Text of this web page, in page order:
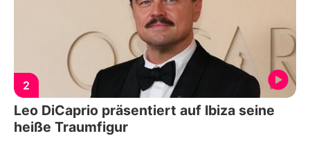
2
Leo DiCaprio präsentiert auf Ibiza seine
heiße Traumfigur